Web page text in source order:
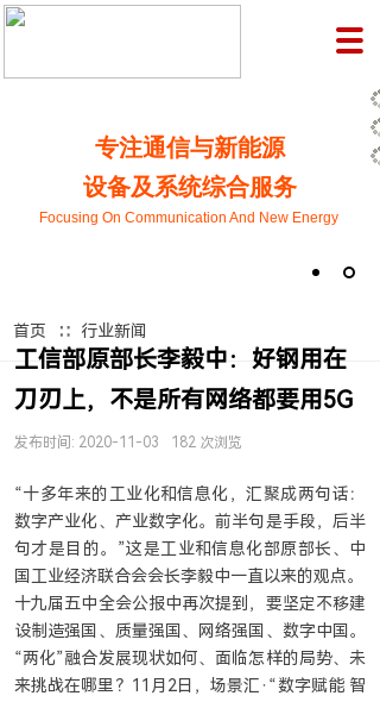
专注通信与新能源
设备及系统综合服务
Focusing On Communication And New Energy
首页 ∷ 行业新闻
工信部原部长李毅中：好钢用在
刀刃上，不是所有网络都要用5G
发布时间: 2020-11-03 182 次浏览
“十多年来的工业化和信息化，汇聚成两句话：
数字产业化、产业数字化。前半句是手段，后半
句才是目的。”这是工业和信息化部原部长、中
国工业经济联合会会长李毅中一直以来的观点。
十九届五中全会公报中再次提到，要坚定不移建
设制造强国、质量强国、网络强国、数字中国。
“两化”融合发展现状如何、面临怎样的局势、未
来挑战在哪里？11月2日，场景汇·“数字赋能 智